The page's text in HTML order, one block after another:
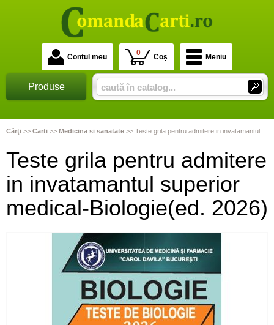
Contul meu 0 Coș Meniu
Produse
Cărţi >> Carti >> Medicina si sanatate >> Teste grila pentru admitere in invatamantul superior medical-Biologie(ed. 2026)
Teste grila pentru admitere
in invatamantul superior
medical-Biologie(ed. 2026)